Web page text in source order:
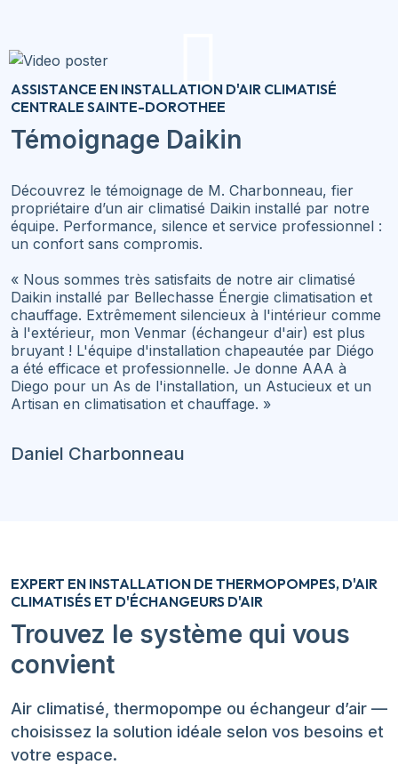
ASSISTANCE EN INSTALLATION D'AIR CLIMATISÉ
CENTRALE SAINTE-DOROTHEE
Témoignage Daikin
Découvrez le témoignage de M. Charbonneau, fier
propriétaire d’un air climatisé Daikin installé par notre
équipe. Performance, silence et service professionnel :
un confort sans compromis.
« Nous sommes très satisfaits de notre air climatisé
Daikin installé par Bellechasse Énergie climatisation et
chauffage. Extrêmement silencieux à l'intérieur comme
à l'extérieur, mon Venmar (échangeur d'air) est plus
bruyant ! L'équipe d'installation chapeautée par Diégo
a été efficace et professionnelle. Je donne AAA à
Diego pour un As de l'installation, un Astucieux et un
Artisan en climatisation et chauffage. »
Daniel Charbonneau
EXPERT EN INSTALLATION DE THERMOPOMPES, D'AIR
CLIMATISÉS ET D'ÉCHANGEURS D'AIR
Trouvez le système qui vous
convient
Air climatisé, thermopompe ou échangeur d’air —
choisissez la solution idéale selon vos besoins et
votre espace.